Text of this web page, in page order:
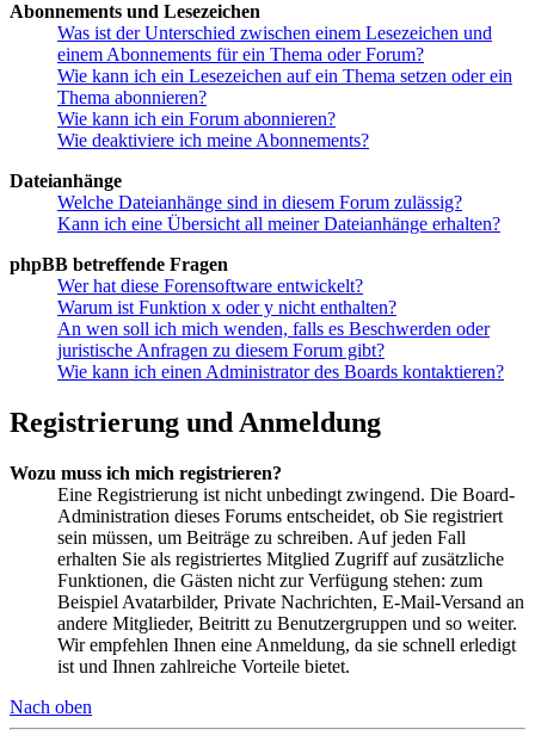
Abonnements und Lesezeichen
Was ist der Unterschied zwischen einem Lesezeichen und
einem Abonnements für ein Thema oder Forum?
Wie kann ich ein Lesezeichen auf ein Thema setzen oder ein
Thema abonnieren?
Wie kann ich ein Forum abonnieren?
Wie deaktiviere ich meine Abonnements?
Dateianhänge
Welche Dateianhänge sind in diesem Forum zulässig?
Kann ich eine Übersicht all meiner Dateianhänge erhalten?
phpBB betreffende Fragen
Wer hat diese Forensoftware entwickelt?
Warum ist Funktion x oder y nicht enthalten?
An wen soll ich mich wenden, falls es Beschwerden oder
juristische Anfragen zu diesem Forum gibt?
Wie kann ich einen Administrator des Boards kontaktieren?
Registrierung und Anmeldung
Wozu muss ich mich registrieren?
Eine Registrierung ist nicht unbedingt zwingend. Die Board-
Administration dieses Forums entscheidet, ob Sie registriert
sein müssen, um Beiträge zu schreiben. Auf jeden Fall
erhalten Sie als registriertes Mitglied Zugriff auf zusätzliche
Funktionen, die Gästen nicht zur Verfügung stehen: zum
Beispiel Avatarbilder, Private Nachrichten, E-Mail-Versand an
andere Mitglieder, Beitritt zu Benutzergruppen und so weiter.
Wir empfehlen Ihnen eine Anmeldung, da sie schnell erledigt
ist und Ihnen zahlreiche Vorteile bietet.
Nach oben